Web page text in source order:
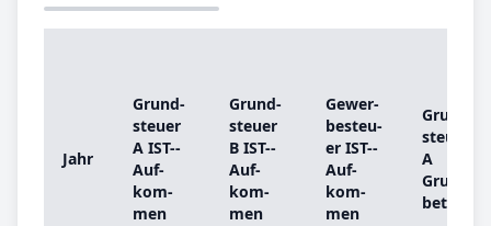
Jahr
Grund­
steu­er
A IST-­
Auf­
kom­
men
Grund­
steu­er
B IST-­
Auf­
kom­
men
Ge­wer­
be­steu­
er IST-­
Auf­
kom­
men
Grund­
steu­er
A
Grund­
be­trag